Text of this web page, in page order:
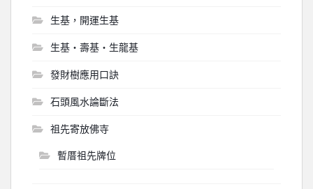
生基，開運生基
生基‧壽基‧生龍基
發財樹應用口訣
石頭風水論斷法
祖先寄放佛寺
暫厝祖先牌位